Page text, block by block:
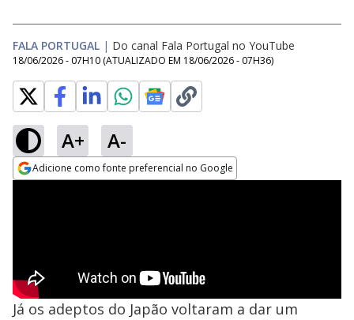
FALA PORTUGAL | Do canal Fala Portugal no YouTube
18/06/2026 - 07H10 (ATUALIZADO EM 18/06/2026 - 07H36)
A+ A-
Adicione como fonte preferencial no Google
Já os adeptos do Japão voltaram a dar um